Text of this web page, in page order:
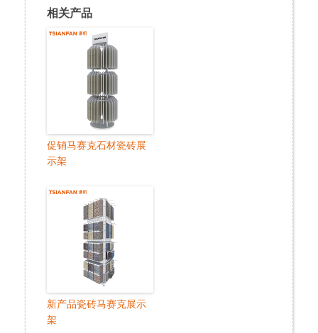
相关产品
促销马赛克石材瓷砖展
示架
新产品瓷砖马赛克展示
架